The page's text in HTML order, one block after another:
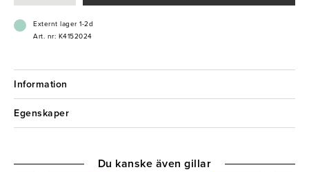
Externt lager 1-2d
Art. nr: K4152024
Information
Egenskaper
Du kanske även gillar